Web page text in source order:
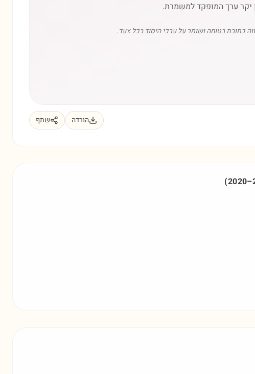
יקר ערך המופקד למשמרת.
כתובת בטוחה ושומר על ערכי היסוד בכל צעד.
הורדה שתף
(2020–